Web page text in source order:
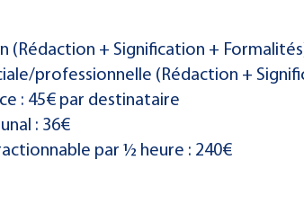
(Rédaction + Signification +
professionnelle (Rédaction +
: 45€ par destinataire
: 36€
par ½ heure : 240€